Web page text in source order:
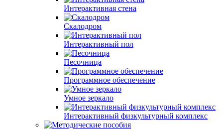
Интерактивная стена
Скалодром
Интерактивный пол
Песочница
Программное обеспечение
Умное зеркало
Интерактивный физкультурный комплекс